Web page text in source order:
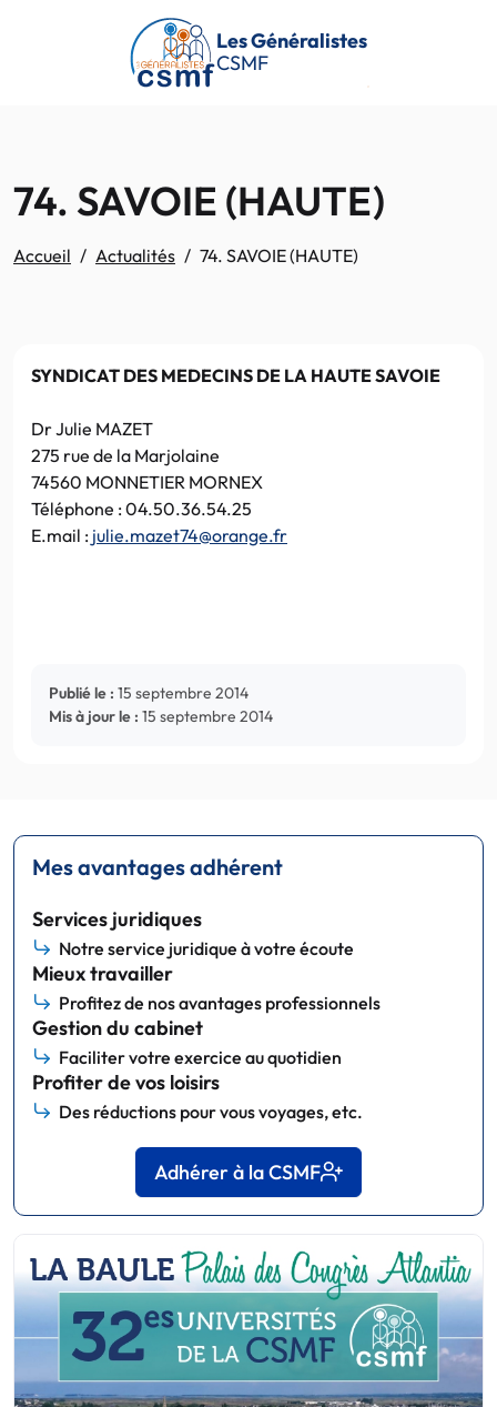
Passer au contenu principal
Les Généralistes
CSMF
74. SAVOIE (HAUTE)
Accueil Actualités 74. SAVOIE (HAUTE)
SYNDICAT DES MEDECINS DE LA HAUTE SAVOIE
Dr Julie MAZET
275 rue de la Marjolaine
74560 MONNETIER MORNEX
Téléphone : 04.50.36.54.25
E.mail : julie.mazet74@orange.fr
Publié le : 15 septembre 2014
Mis à jour le : 15 septembre 2014
Mes avantages adhérent
Services juridiques
Notre service juridique à votre écoute
Mieux travailler
Profitez de nos avantages professionnels
Gestion du cabinet
Faciliter votre exercice au quotidien
Profiter de vos loisirs
Des réductions pour vous voyages, etc.
Adhérer à la CSMF